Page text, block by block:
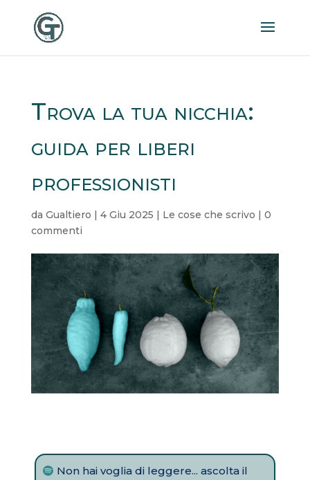
Trova la tua nicchia:
guida per liberi
professionisti
da Gualtiero | 4 Giu 2025 | Le cose che scrivo | 0
commenti
Non hai voglia di leggere... ascolta il